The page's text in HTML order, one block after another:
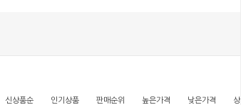
신상품순 인기상품 판매순위 높은가격 낮은가격